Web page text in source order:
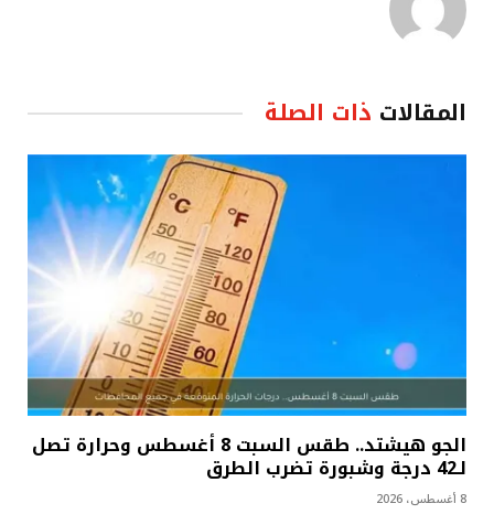
المقالات ذات الصلة
الجو هيشتد.. طقس السبت 8 أغسطس وحرارة تصل
لـ42 درجة وشبورة تضرب الطرق
8 أغسطس، 2026